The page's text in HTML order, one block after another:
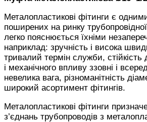
Металопластикові фітинги є
поширених на ринку
легко пояснюється їхніми
наприклад: зручність і висока
тривалий термін служби, стійкість
і механічного впливу ззовні і
невелика вага, різноманітність
широкий асортимент фітингів.
Металопластикові фітинги
з’єднань трубопроводів з